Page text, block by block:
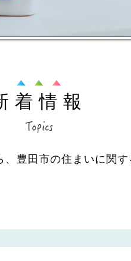
着情報
豊田市の住まいに関す